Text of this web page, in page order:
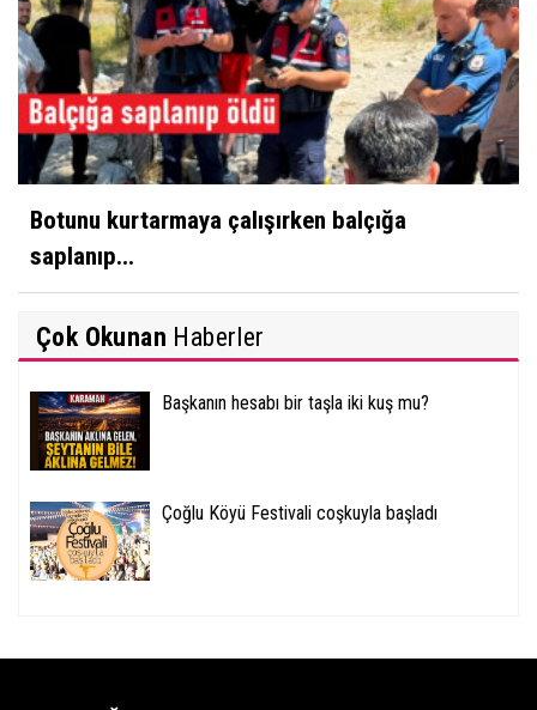
Botunu kurtarmaya çalışırken balçığa
saplanıp...
Çok Okunan Haberler
Başkanın hesabı bir taşla iki kuş mu?
Çoğlu Köyü Festivali coşkuyla başladı